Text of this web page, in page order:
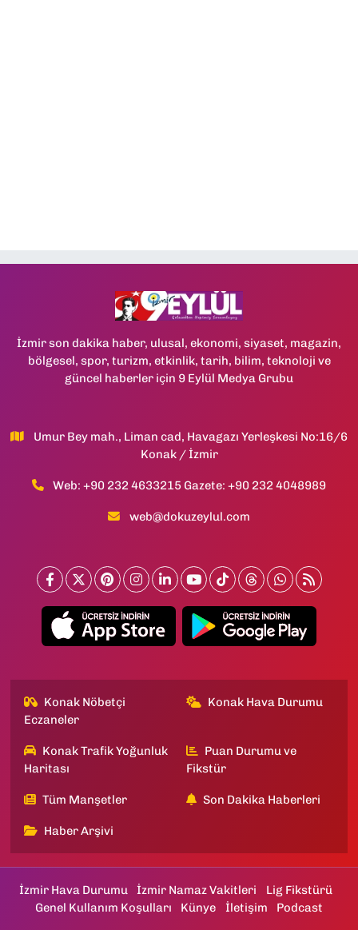
İzmir son dakika haber, ulusal, ekonomi, siyaset, magazin,
bölgesel, spor, turizm, etkinlik, tarih, bilim, teknoloji ve
güncel haberler için 9 Eylül Medya Grubu
Umur Bey mah., Liman cad, Havagazı Yerleşkesi No:16/6
Konak / İzmir
Web: +90 232 4633215 Gazete: +90 232 4048989
web@dokuzeylul.com
Konak Nöbetçi
Eczaneler
Konak Hava Durumu
Konak Trafik Yoğunluk
Haritası
Puan Durumu ve
Fikstür
Tüm Manşetler Son Dakika Haberleri
Haber Arşivi
İzmir Hava Durumu İzmir Namaz Vakitleri
Lig Fikstürü
Genel Kullanım Koşulları
Künye İletişim Podcast